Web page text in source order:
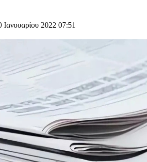
2022 07:51